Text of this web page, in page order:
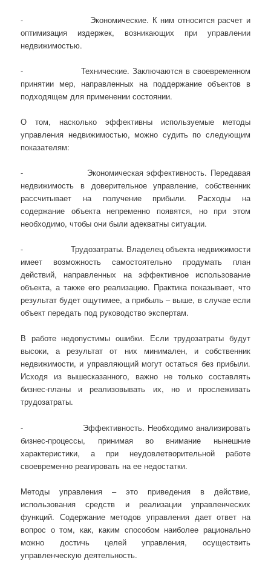
- Экономические. К ним относится расчет и
оптимизация издержек, возникающих при управлении
недвижимостью.
- Технические. Заключаются в своевременном
принятии мер, направленных на поддержание объектов в
подходящем для применении состоянии.
О том, насколько эффективны используемые методы
управления недвижимостью, можно судить по следующим
показателям:
- Экономическая эффективность. Передавая
недвижимость в доверительное управление, собственник
рассчитывает на получение прибыли. Расходы на
содержание объекта непременно появятся, но при этом
необходимо, чтобы они были адекватны ситуации.
- Трудозатраты. Владелец объекта недвижимости
имеет возможность самостоятельно продумать план
действий, направленных на эффективное использование
объекта, а также его реализацию. Практика показывает, что
результат будет ощутимее, а прибыль – выше, в случае если
объект передать под руководство экспертам.
В работе недопустимы ошибки. Если трудозатраты будут
высоки, а результат от них минимален, и собственник
недвижимости, и управляющий могут остаться без прибыли.
Исходя из вышесказанного, важно не только составлять
бизнес-планы и реализовывать их, но и прослеживать
трудозатраты.
- Эффективность. Необходимо анализировать
бизнес-процессы, принимая во внимание нынешние
характеристики, а при неудовлетворительной работе
своевременно реагировать на ее недостатки.
Методы управления – это приведения в действие,
использования средств и реализации управленческих
функций. Содержание методов управления дает ответ на
вопрос о том, как, каким способом наиболее рационально
можно достичь целей управления, осуществить
управленческую деятельность.